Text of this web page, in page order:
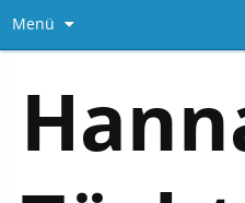
Menü